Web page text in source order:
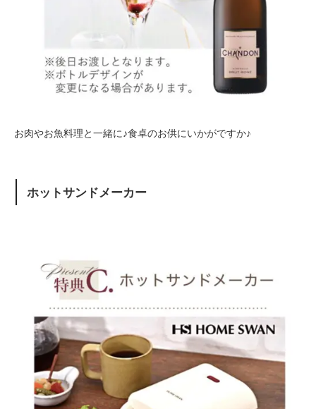
お肉やお魚料理と一緒に♪食卓のお供にいかがですか♪
ホットサンドメーカー